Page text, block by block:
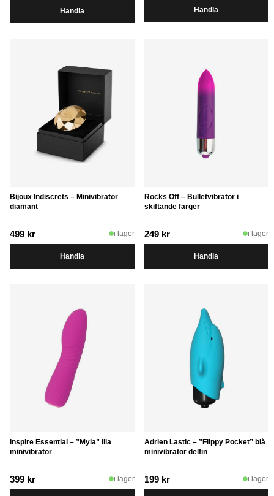
priset
var:
priset
är:
Handla Handla
Bijoux Indiscrets – Minivibrator
diamant
499 kr i lager
Handla
Rocks Off – Bulletvibrator i
skiftande färger
249 kr i lager
Handla
Inspire Essential – ”Myla” lila
minivibrator
399 kr i lager
Adrien Lastic – ”Flippy Pocket” blå
minivibrator delfin
199 kr i lager